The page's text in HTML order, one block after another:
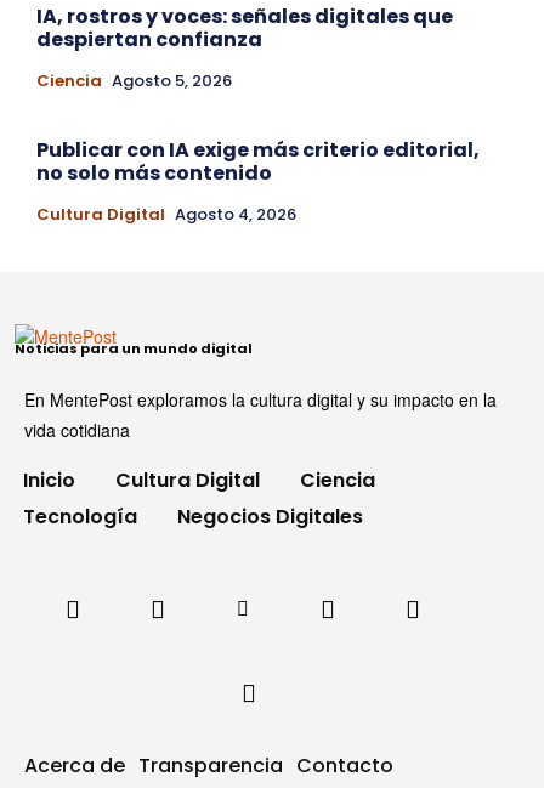
IA, rostros y voces: señales digitales que
despiertan confianza
Ciencia Agosto 5, 2026
Publicar con IA exige más criterio editorial,
no solo más contenido
Cultura Digital Agosto 4, 2026
Noticias para un mundo digital
En MentePost exploramos la cultura digital y su impacto en la
vida cotidiana
Inicio Cultura Digital
Ciencia
Tecnología
Negocios Digitales
Acerca de Transparencia Contacto